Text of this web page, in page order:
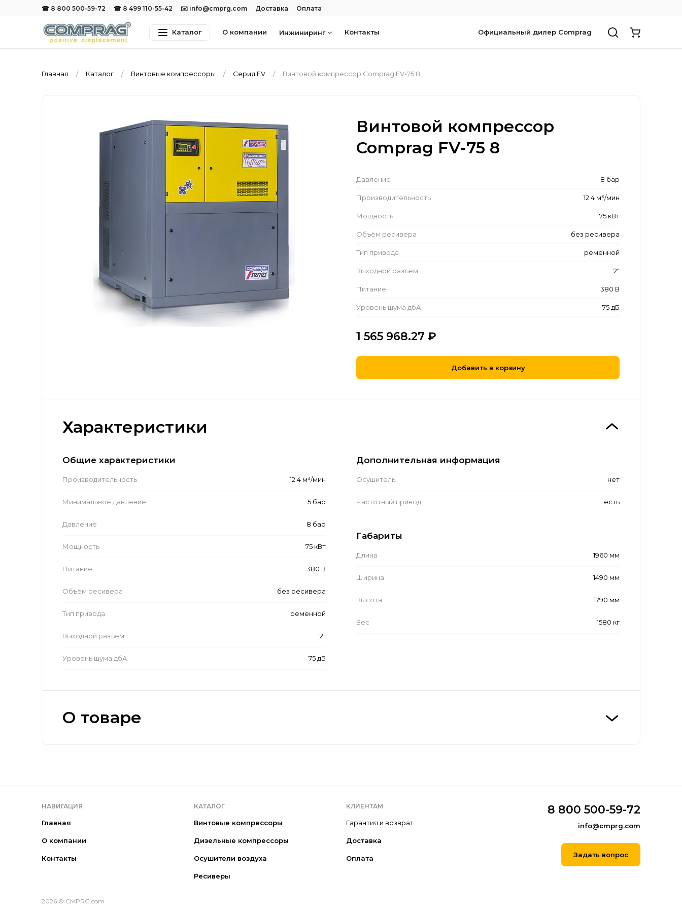
☎ 8 800 500-59-72 ☎ 8 499 110-55-42 ✉️ info@cmprg.com Доставка Оплата
Каталог О компании Инжиниринг Контакты Официальный дилер Comprag
Главная Каталог Винтовые компрессоры Серия FV Винтовой компрессор Comprag FV-75 8
Винтовой компрессор
Comprag FV-75 8
Давление 8 бар
Производительность 12.4 м³/мин
Мощность 75 кВт
Объём ресивера без ресивера
Тип привода ременной
Выходной разъём 2"
Питание 380 В
Уровень шума дбА 75 дБ
1 565 968.27 ₽
Добавить в корзину
Характеристики
Общие характеристики
Производительность 12.4 м³/мин
Минимальное давление 5 бар
Давление 8 бар
Мощность 75 кВт
Питание 380 В
Объём ресивера без ресивера
Тип привода ременной
Выходной разъём 2"
Уровень шума дбА 75 дБ
Дополнительная информация
Осушитель нет
Частотный привод есть
Габариты
Длина 1960 мм
Ширина 1490 мм
Высота 1790 мм
Вес 1580 кг
О товаре
НАВИГАЦИЯ
Главная
О компании
Контакты
КАТАЛОГ
Винтовые компрессоры
Дизельные компрессоры
Осушители воздуха
Ресиверы
КЛИЕНТАМ
Гарантия и возврат
Доставка
Оплата
8 800 500-59-72
info@cmprg.com
Задать вопрос
2026 © CMPRG.com